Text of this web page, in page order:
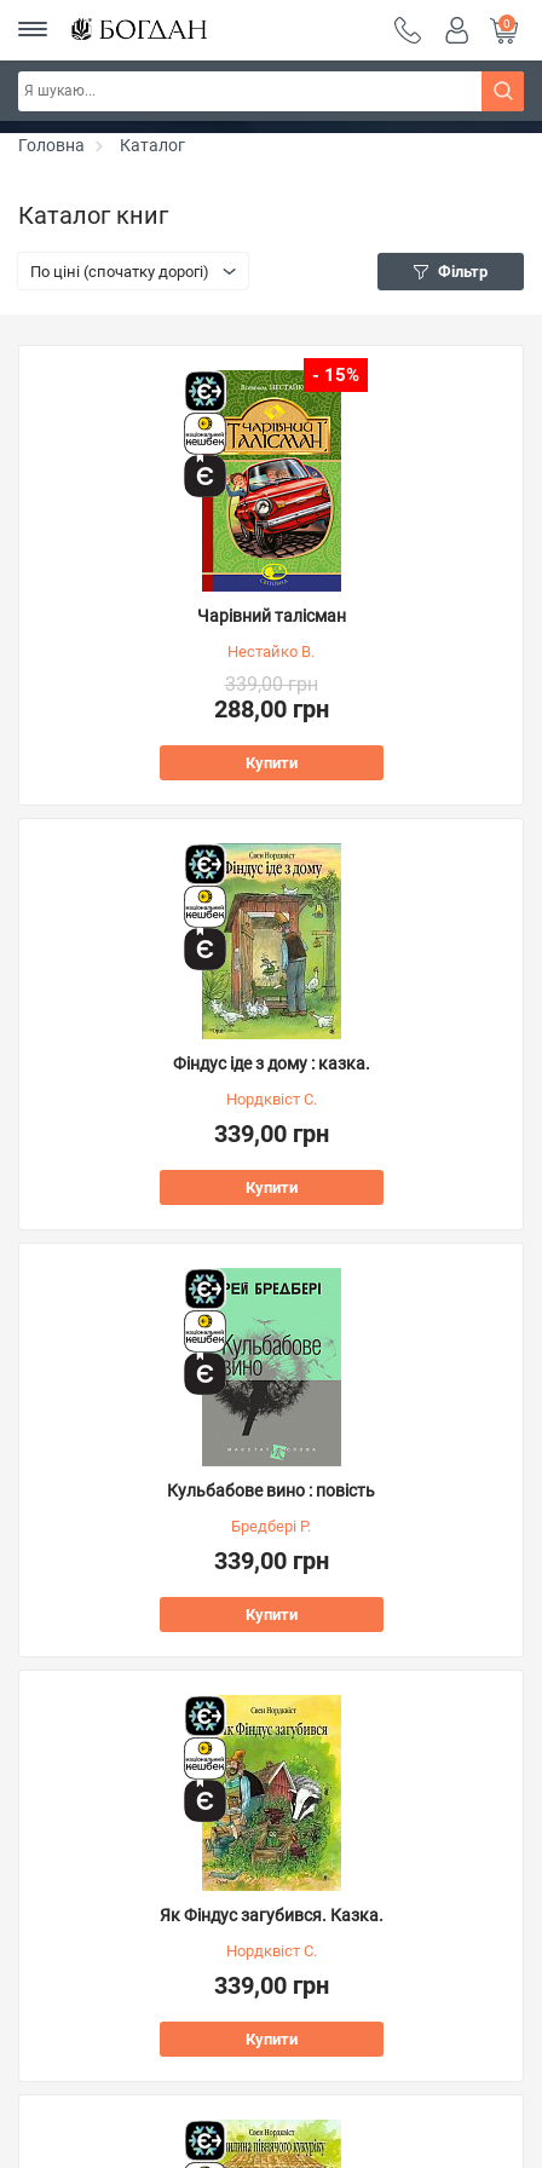
Серія "Чейзіана" ~ знижка 20%
0
Головна Каталог
Каталог книг
По ціні (спочатку дорогі) Фільтр
- 15%
Чарівний талісман
Нестайко В.
339,00 грн
288,00 грн
Купити
Фіндус іде з дому : казка.
Нордквіст С.
339,00 грн
Купити
Кульбабове вино : повість
Бредбері Р.
339,00 грн
Купити
Як Фіндус загубився. Казка.
Нордквіст С.
339,00 грн
Купити